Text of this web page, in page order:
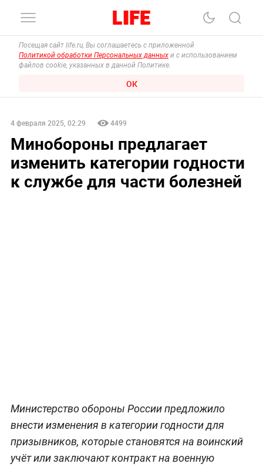
Посещая сайт life.ru, Вы соглашаетесь с приложенной
Политикой обработки Персональных данных и с использованием
файлов cookie, указанных в данной Политике.
ОК
4 февраля 2025, 02:29 4499
Минобороны предлагает
изменить категории годности
к службе для части болезней
Министерство обороны России предложило
внести изменения в категории годности для
призывников, которые становятся на воинский
учёт или заключают контракт на военную